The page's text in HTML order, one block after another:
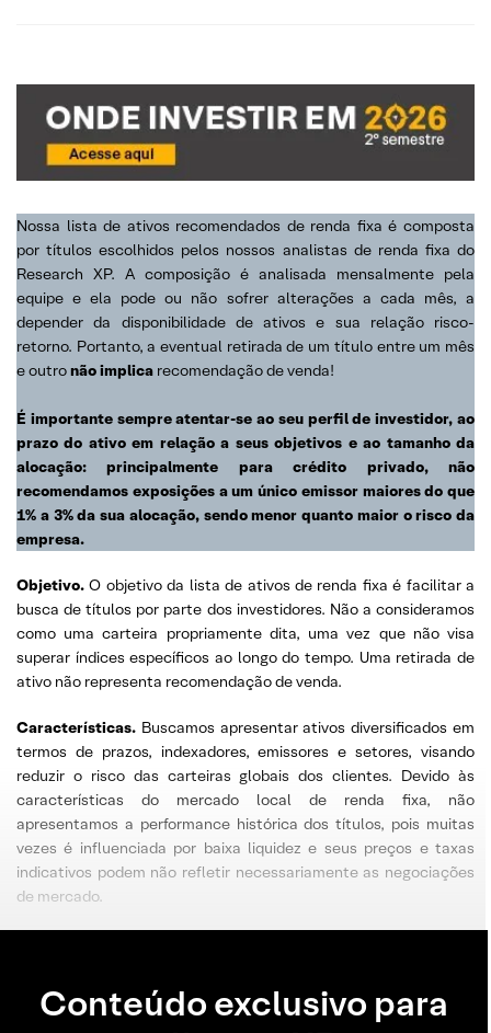
Nossa lista de ativos recomendados de renda fixa é composta
por títulos escolhidos pelos nossos analistas de renda fixa do
Research XP. A composição é analisada mensalmente pela
equipe e ela pode ou não sofrer alterações a cada mês, a
depender da disponibilidade de ativos e sua relação risco-
retorno. Portanto, a eventual retirada de um título entre um mês
e outronão implica recomendação de venda!
É importante sempre atentar-se ao seu perfil de investidor, ao
prazo do ativo em relação a seus objetivos e ao tamanho da
alocação: principalmente para crédito privado, não
recomendamos exposições a um único emissor maiores do que
1% a 3% da sua alocação, sendo menor quanto maior o risco da
empresa.
Objetivo.O objetivo da lista de ativos de renda fixa é facilitar a
busca de títulos por parte dos investidores. Não a consideramos
como uma carteira propriamente dita, uma vez que não visa
superar índices específicos ao longo do tempo. Uma retirada de
ativo não representa recomendação de venda.
Características. Buscamos apresentar ativos diversificados em
termos de prazos, indexadores, emissores e setores, visando
reduzir o risco das carteiras globais dos clientes. Devido às
características do mercado local de renda fixa, não
apresentamos a performance histórica dos títulos, pois muitas
vezes é influenciada por baixa liquidez e seus preços e taxas
indicativos podem não refletir necessariamente as negociações
de mercado.
Conteúdo exclusivo para